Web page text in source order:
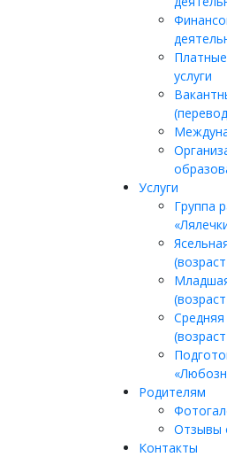
услуги
Услуги
Группа
Средняя
Родителям
Отзывы
Контакты